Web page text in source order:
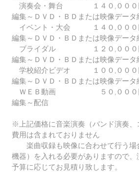
演奏会・舞台 １４０,０
編集～ ＤＶＤ・ ＢＤまたは映像データ
イベント・大会 １４０,０
編集～ ＤＶＤ・ ＢＤまたは映像データ
ブライダル １２０,００
編集～ ＤＶＤ・ ＢＤまたは映像データ
学校紹介ビデオ １００,０
編集～ＤＶＤ・ ＢＤまたは映像データ
ＷＥＢ動画 ５０,００
編集～配信
※上記価格に音楽演奏（バンド演奏、
費用は含まれておりません
楽曲収録も映像に合わせて行う場
機器）を入れる必要がありますので
予算に応じてお見積り致します。